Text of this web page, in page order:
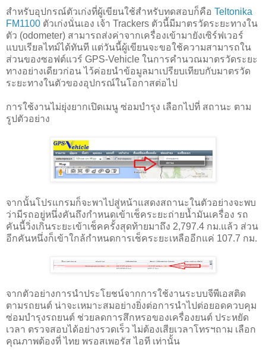
สำหรับอุปกรณ์ตัวเก่งที่ผู้เขียนใช้สำหรับทดสอบก็คือ Teltonika
FM1100 ตัวเก่งนั่นเอง เจ้า Trackers ตัวนี้มีมาตรวัดระยะทางใน
ตัว (odometer) สามารถส่งค่าจากเครื่องเข้ามายังเซิร์ฟเวอร์
แบบเรียลไทม์ได้ทันที แต่วันนี้ผู้เขียนจะขอใช้ความสามารถใน
ส่วนของซอฟต์แวร์ GPS-Vehicle ในการคำนวณมาตรวัดระยะ
ทางอย่างเดียวก่อน ไว้ค่อยนำข้อมูลมาเปรียบเทียบกับมาตรวัด
ระยะทางในตัวของอุปกรณ์ในโอกาสต่อไป
การใช้งานไม่ยุ่งยากเปิดเมนู ซ่อมบำรุง เลือกไปที่ สถานะ ตาม
รูปตัวอย่าง
จากนั้นโปรแกรมก็จะพาไปสู่หน้าแสดงสถานะในตัวอย่างจะพบ
ว่ามีรถอยู่หนึ่งคันถึงกำหนดเข้าเช็คระยะถ่ายน้ำมันเครื่อง รถ
คันนี้วิ่งเกินระยะเข้าเช็คครั้งสุดท้ายมาถึง 2,797.4 กม.แล้ว ส่วน
อีกคันหนึ่งก็เข้าใกล้กำหนดการเช็คระยะเหลืออีกแค่ 107.7 กม.
จากตัวอย่างการนำประโยชน์จากการใช้งานระบบจีพีเอสติด
ตามรถยนต์ น่าจะเหมาะสมอย่างยิ่งต่อการนำไปต่อยอดควบคุม
ซ่อมบำรุงรถยนต์ ช่วยลดการสึกหรอของเครื่องยนต์ ประหยัด
เวลา ตรวจสอบได้อย่างรวดเร็ว ไม่ต้องเสียเวลาโทรฯถาม เลือก
คุณภาพต้องที่ ไทย พรอสเพอรัส ไอที เท่านั้น